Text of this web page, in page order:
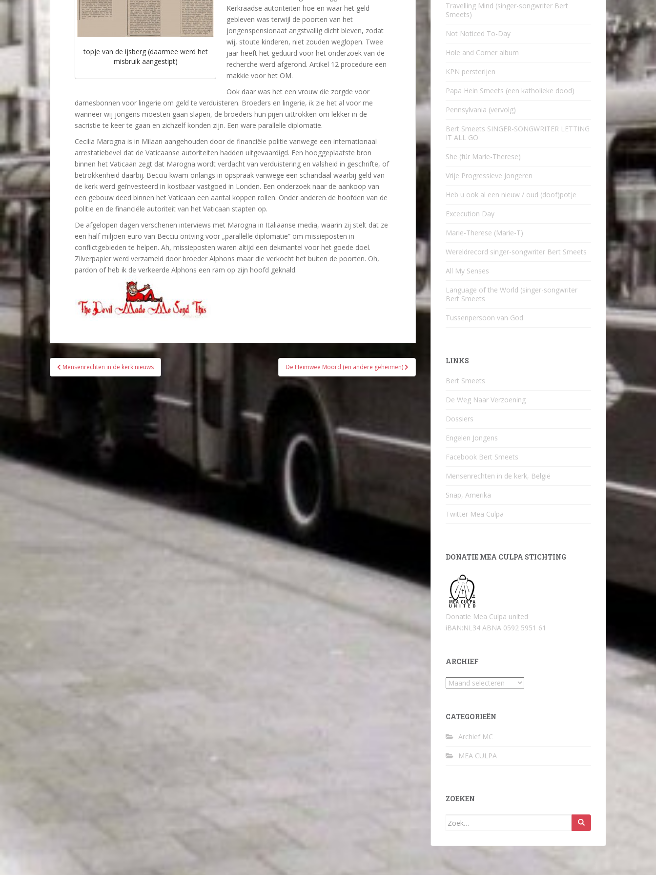
topje van de ijsberg (daarmee werd het
misbruik aangestipt)
Kerkraadse autoriteiten hoe en waar het geld
gebleven was terwijl de poorten van het
jongenspensionaat angstvallig dicht bleven, zodat
wij, stoute kinderen, niet zouden weglopen. Twee
jaar heeft het geduurd voor het onderzoek van de
recherche werd afgerond. Artikel 12 procedure een
makkie voor het OM.
Ook daar was het een vrouw die zorgde voor
damesbonnen voor lingerie om geld te verduisteren. Broeders en lingerie, ik zie het al voor me
wanneer wij jongens moesten gaan slapen, de broeders hun pijen uittrokken om lekker in de
sacristie te keer te gaan en zichzelf konden zijn. Een ware parallelle diplomatie.
Cecilia Marogna is in Milaan aangehouden door de financiële politie vanwege een internationaal
arrestatiebevel dat de Vaticaanse autoriteiten hadden uitgevaardigd. Een hooggeplaatste bron
binnen het Vaticaan zegt dat Marogna wordt verdacht van verduistering en valsheid in geschrifte, of
betrokkenheid daarbij. Becciu kwam onlangs in opspraak vanwege een schandaal waarbij geld van
de kerk werd geïnvesteerd in kostbaar vastgoed in Londen. Een onderzoek naar de aankoop van
een gebouw deed binnen het Vaticaan een aantal koppen rollen. Onder anderen de hoofden van de
politie en de financiële autoriteit van het Vaticaan stapten op.
De afgelopen dagen verschenen interviews met Marogna in Italiaanse media, waarin zij stelt dat ze
een half miljoen euro van Becciu ontving voor „parallelle diplomatie” om missieposten in
conflictgebieden te helpen. Ah, missieposten waren altijd een dekmantel voor het goede doel.
Zilverpapier werd verzameld door broeder Alphons maar die verkocht het buiten de poorten. Oh,
pardon of heb ik de verkeerde Alphons een ram op zijn hoofd geknald.
Bericht
navigatie
Mensenrechten in de kerk nieuws De Heimwee Moord (en andere geheimen)
Travelling Mind (singer-songwriter Bert
Smeets)
Not Noticed To-Day
Hole and Corner album
KPN persterijen
Papa Hein Smeets (een katholieke dood)
Pennsylvania (vervolg)
Bert Smeets SINGER-SONGWRITER LETTING
IT ALL GO
She (für Marie-Therese)
Vrije Progressieve Jongeren
Heb u ook al een nieuw / oud (doof)potje
Excecution Day
Marie-Therese (Marie-T)
Wereldrecord singer-songwriter Bert Smeets
All My Senses
Language of the World (singer-songwriter
Bert Smeets
Tussenpersoon van God
LINKS
Bert Smeets
De Weg Naar Verzoening
Dossiers
Engelen Jongens
Facebook Bert Smeets
Mensenrechten in de kerk, België
Snap, Amerika
Twitter Mea Culpa
DONATIE MEA CULPA STICHTING
Donatie Mea Culpa united
iBAN:NL34 ABNA 0592 5951 61
ARCHIEF
Archief
CATEGORIEËN
Archief MC
MEA CULPA
ZOEKEN
Zoek